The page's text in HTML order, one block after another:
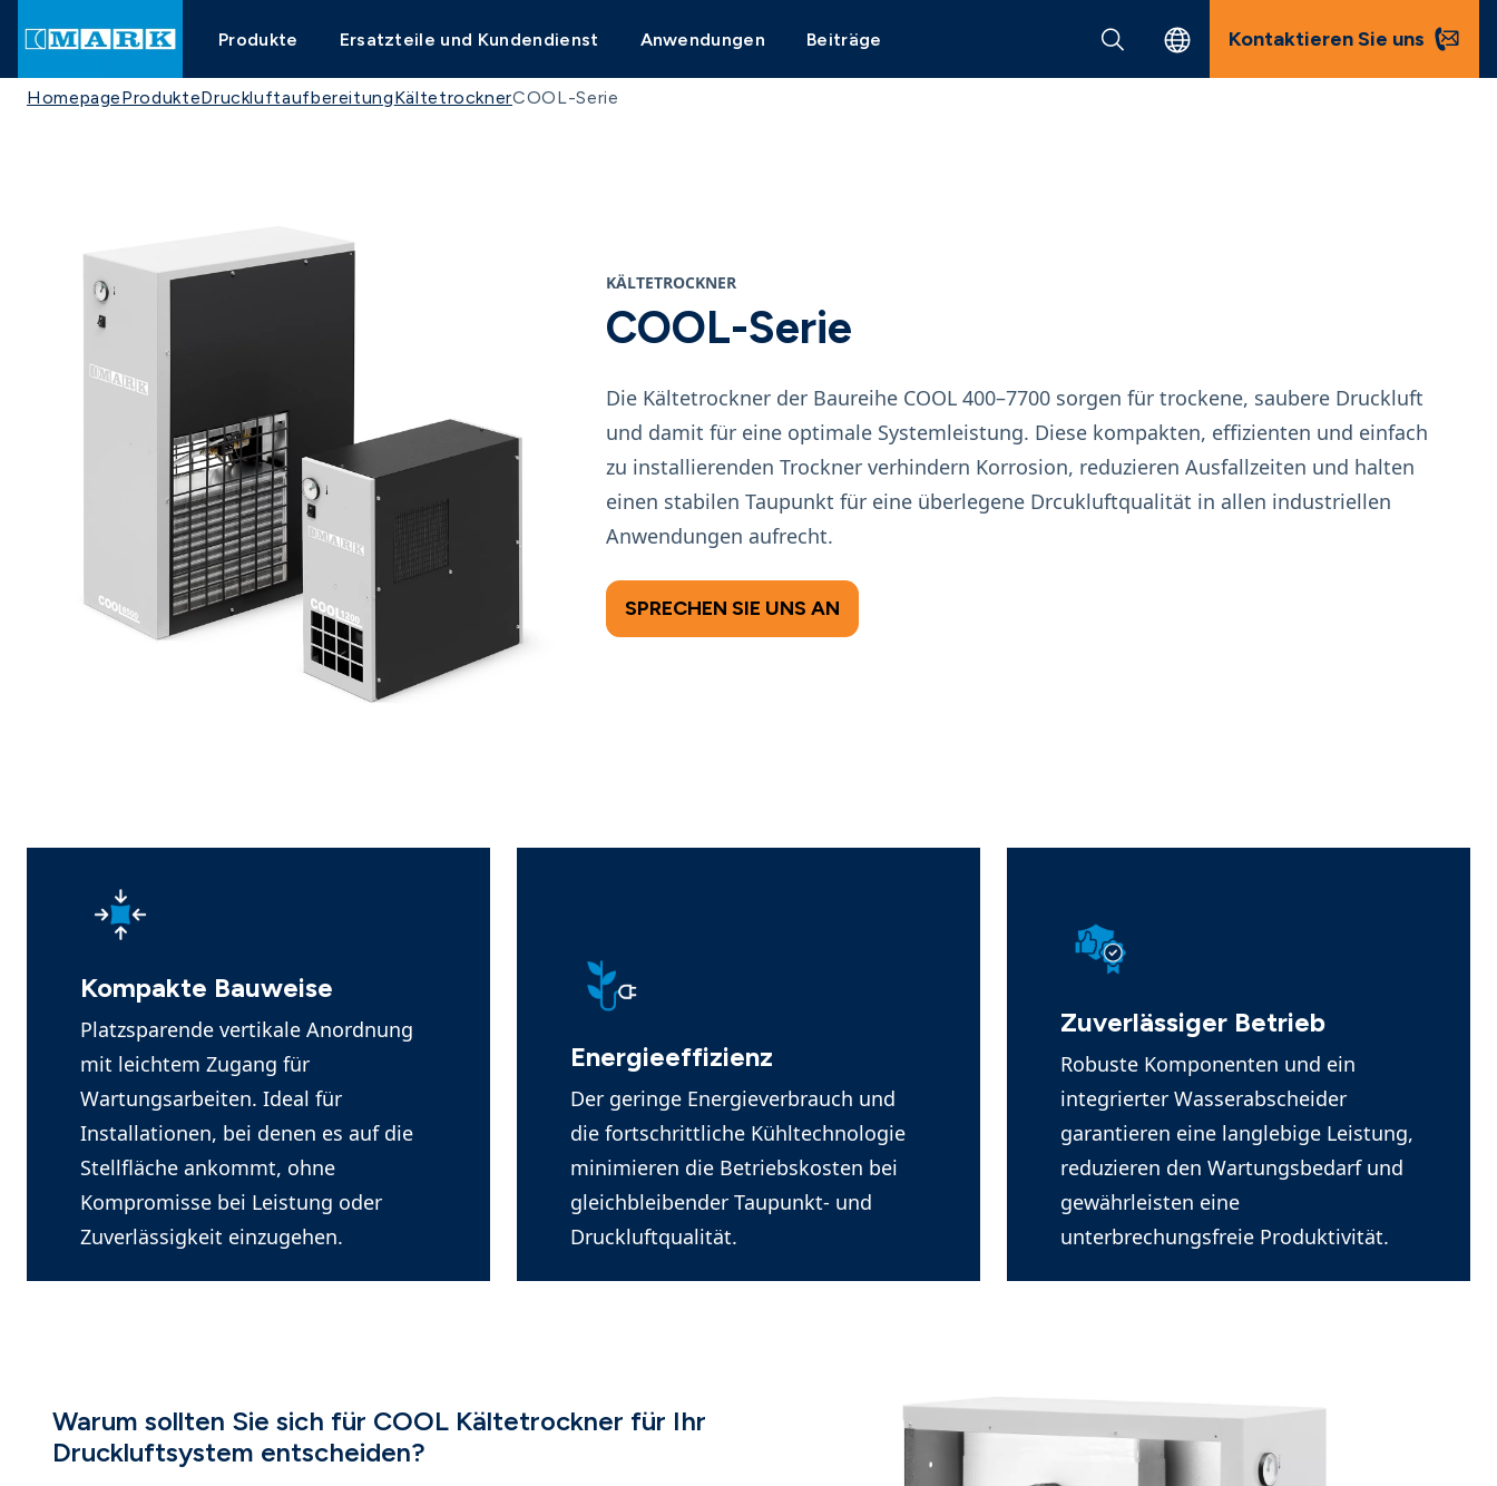
Produkte Ersatzteile und Kundendienst Anwendungen Beiträge Kontaktieren Sie uns
HomepageProdukteDruckluftaufbereitungKältetrocknerCOOL-Serie
KÄLTETROCKNER
COOL-Serie
Die Kältetrockner der Baureihe COOL 400–7700 sorgen für trockene, saubere Druckluft
und damit für eine optimale Systemleistung. Diese kompakten, effizienten und einfach
zu installierenden Trockner verhindern Korrosion, reduzieren Ausfallzeiten und halten
einen stabilen Taupunkt für eine überlegene Drcukluftqualität in allen industriellen
Anwendungen aufrecht.
SPRECHEN SIE UNS AN
Kompakte Bauweise
Platzsparende vertikale Anordnung
mit leichtem Zugang für
Wartungsarbeiten. Ideal für
Installationen, bei denen es auf die
Stellfläche ankommt, ohne
Kompromisse bei Leistung oder
Zuverlässigkeit einzugehen.
Energieeffizienz
Der geringe Energieverbrauch und
die fortschrittliche Kühltechnologie
minimieren die Betriebskosten bei
gleichbleibender Taupunkt- und
Druckluftqualität.
Zuverlässiger Betrieb
Robuste Komponenten und ein
integrierter Wasserabscheider
garantieren eine langlebige Leistung,
reduzieren den Wartungsbedarf und
gewährleisten eine
unterbrechungsfreie Produktivität.
Warum sollten Sie sich für COOL Kältetrockner für Ihr
Druckluftsystem entscheiden?